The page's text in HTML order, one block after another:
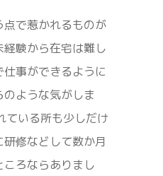
で惹かれるものが
験から在宅は難し
事ができるように
ような気がしま
ている所も少しだけ
修などして数か月
ろならありまし